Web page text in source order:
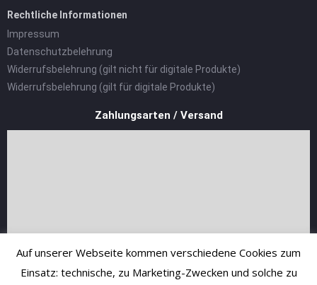
Rechtliche Informationen
Impressum
Datenschutzbelehrung
Widerrufsbelehrung (gilt nicht für digitale Produkte)
Widerrufsbelehrung (gilt für digitale Produkte)
Zahlungsarten / Versand
Auf unserer Webseite kommen verschiedene Cookies zum
Einsatz: technische, zu Marketing-Zwecken und solche zu